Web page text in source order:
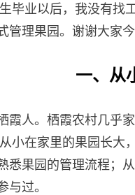
毕业以后，我没有找
管理果园。谢谢大家今
一、从
霞人。栖霞农村几乎
小在家里的果园长大
悉果园的管理流程；
与过。